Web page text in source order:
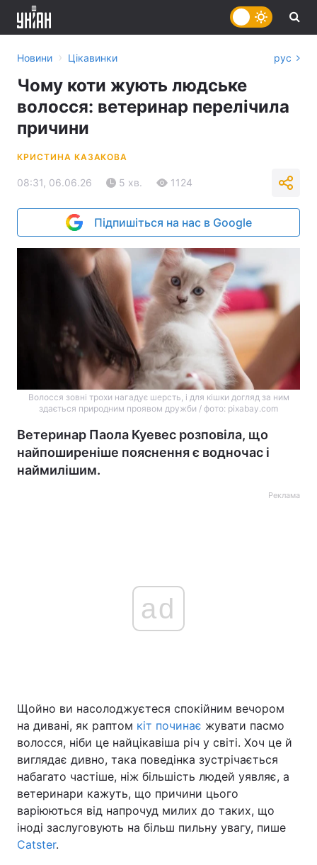
Україна Політика
Економіка Світ
Спорт Наука
Техно і зв'язок
Зброя
Новини › Цікавинки рус
Чому коти жують людське
волосся: ветеринар перелічила
причини
КРИСТИНА КАЗАКОВА
08:31, 06.06.26 5 хв. 1124
Підпишіться на нас в Google
Волосся зовні трохи нагадує шерсть, і для кішки догляд за ним
здається природним проявом дружби / фото: pixabay.com
Ветеринар Паола Куевес розповіла, що
найпоширеніше пояснення є водночас і
наймилішим.
Реклама
ad
Щойно ви насолоджуєтеся спокійним вечором
на дивані, як раптом кіт починає жувати пасмо
волосся, ніби це найцікавіша річ у світі. Хоч це й
виглядає дивно, така поведінка зустрічається
набагато частіше, ніж більшість людей уявляє, а
ветеринари кажуть, що причини цього
варіюються від напрочуд милих до таких, що
іноді заслуговують на більш пильну увагу, пише
Catster.